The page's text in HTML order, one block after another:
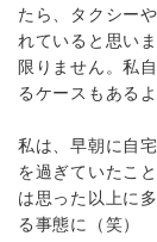
たら、タクシー
れていると思い
限りません。私
るケースもあるよ
私は、早朝に自
を過ぎていたこ
は思った以上に
る事態に（笑）